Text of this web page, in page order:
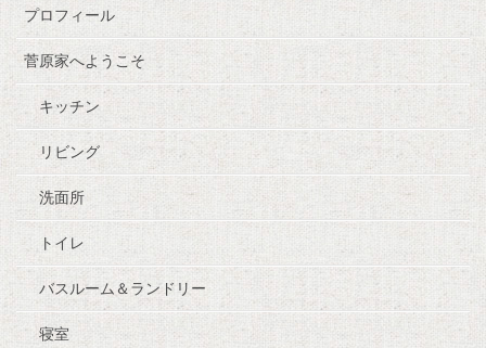
プロフィール
菅原家へようこそ
キッチン
リビング
洗面所
トイレ
バスルーム＆ランドリー
寝室